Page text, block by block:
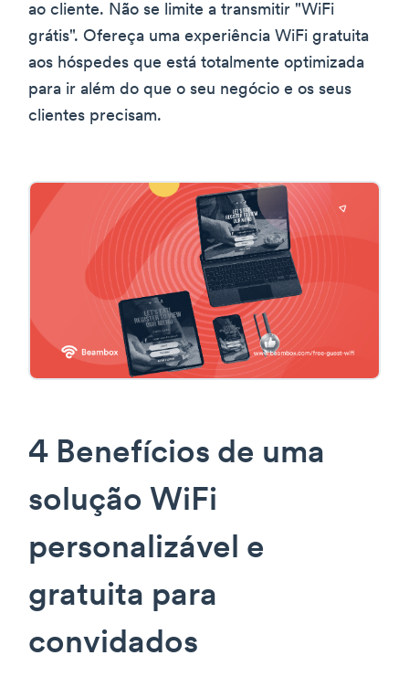
ao cliente. Não se limite a transmitir "WiFi
grátis". Ofereça uma experiência WiFi gratuita
aos hóspedes que está totalmente optimizada
para ir além do que o seu negócio e os seus
clientes precisam.
4 Benefícios de uma
solução WiFi
personalizável e
gratuita para
convidados